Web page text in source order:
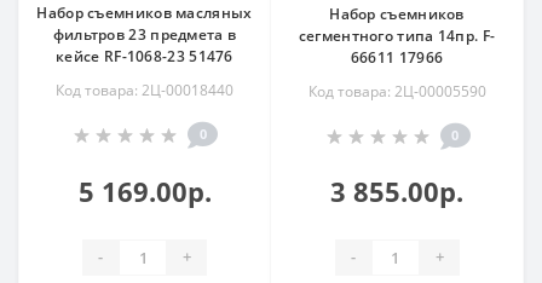
Набор съемников масляных
фильтров 23 предмета в
кейсе RF-1068-23 51476
Код товара: 2Ц-00018440
0
5 169.00р.
- +
Набор съемников
сегментного типа 14пр. F-
66611 17966
Код товара: 2Ц-00005590
0
3 855.00р.
- +